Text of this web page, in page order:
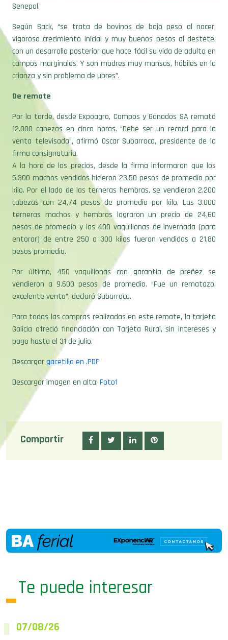
Senepol.
Según Sack, “se trata de bovinos de bajo peso al nacer,
vigoroso crecimiento inicial y muy buenos pesos al destete,
con un desarrollo posterior que hace fácil su vida de adulto en
campos marginales. Y son madres muy mansas, hábiles en la
crianza y sin problema de ubres”.
De remate
Por la tarde, desde Expoagro, Campos y Ganados SA remató
12.000 cabezas en cinco horas. “Debe ser un record para la
venta televisada”, afirmó Oscar Subarroca, presidente de la
firma consignataria.
A la hora de los precios, desde la firma informaron que los
5.300 machos vendidos hicieron 23,50 pesos de promedio por
kilo. Por el lado de las terneras hembras, se vendieron 2.200
cabezas con 24,74 pesos de promedio por kilo. Las 3.000
terneras machos y hembras lograron un precio de 24,60
pesos de promedio y las 400 vaquillonas de invernada (para
entorar) de entre 250 a 300 kilos fueron vendidas a 21,80
pesos promedio.
Por último, 450 vaquillonas con garantía de preñez se
vendieron a 9.600 pesos de promedio. “Fue un rematazo,
excelente venta”, declaró Subarroca.
Para todas las compras realizadas en este remate, la tarjeta
Galicia ofreció financiación con Tarjeta Rural, sin intereses y
pago hasta el 31 de julio.
Descargargacetilla en .PDF
Descargar imagen en alta: Foto1
Compartir
Te puede interesar
07/08/26